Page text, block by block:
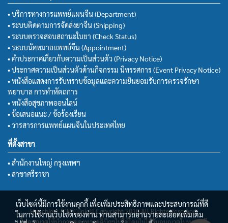
• บริการทางการแพทย์แผนจีน (Department)
• ระบบติดตามการจัดส่งยาจีน (Shipping)
• ระบบตรวจสอบสถานะใบยา (Check Status)
• ระบบนัดหมายแพทย์จีน (Appointment)
• คำประกาศเกี่ยวกับความเป็นส่วนตัว (Privacy Notice)
• ประกาศความเป็นส่วนตัวด้านกิจกรรม นิทรรศการ (Event Privacy Notice)
• หนังสือแสดงการรับทราบข้อมูลและความยินยอมรับการตรวจรักษา
พยาบาล การทำหัตถการ
• หนังสือสุขภาพออนไลน์
• ข้อเสนอแนะ / ข้อร้องเรียน
• วารสารการแพทย์แผนจีนในประเทศไทย
ที่ตั้งสาขา
• สำนักงานใหญ่ กรุงเทพฯ
• สาขาศรีราชา
Huachiew TCM Clinic© Copyright 2018 All Rights Reserved.
เว็บไซต์นี้มีการใช้งานคุกกี้ เพื่อเพิ่มประสิทธิภาพและประสบการณ์ที่ดี
ในการใช้งานเว็บไซต์ของท่าน ท่านสามารถอ่านรายละเอียดเพิ่มเติม